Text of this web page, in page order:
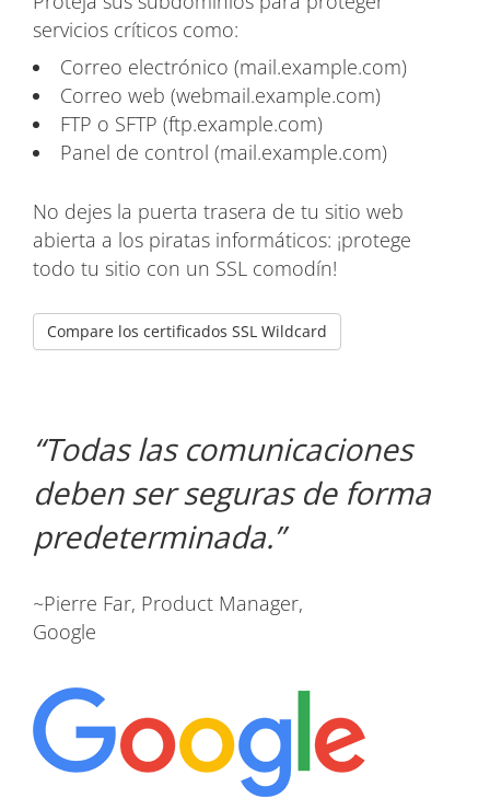
servicios críticos como:
Correo electrónico (mail.example.com)
Correo web (webmail.example.com)
FTP o SFTP (ftp.example.com)
Panel de control (mail.example.com)
No dejes la puerta trasera de tu sitio web
abierta a los piratas informáticos: ¡protege
todo tu sitio con un SSL comodín!
Compare los certificados SSL Wildcard
Todas las comunicaciones
deben ser seguras de forma
predeterminada.
~Pierre Far, Product Manager,
Google